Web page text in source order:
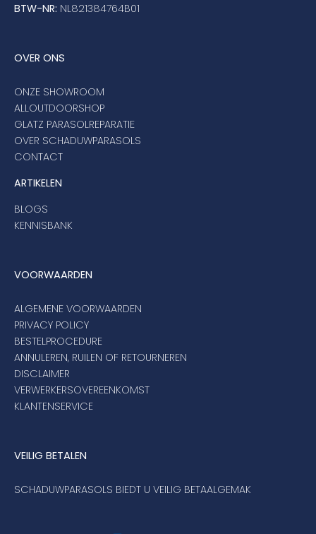
BTW-NR: NL821384764B01
OVER ONS
ONZE SHOWROOM
ALLOUTDOORSHOP
GLATZ PARASOLREPARATIE
OVER SCHADUWPARASOLS
CONTACT
ARTIKELEN
BLOGS
KENNISBANK
VOORWAARDEN
ALGEMENE VOORWAARDEN
PRIVACY POLICY
BESTELPROCEDURE
ANNULEREN, RUILEN OF RETOURNEREN
DISCLAIMER
VERWERKERSOVEREENKOMST
KLANTENSERVICE
VEILIG BETALEN
SCHADUWPARASOLS BIEDT U VEILIG BETAALGEMAK